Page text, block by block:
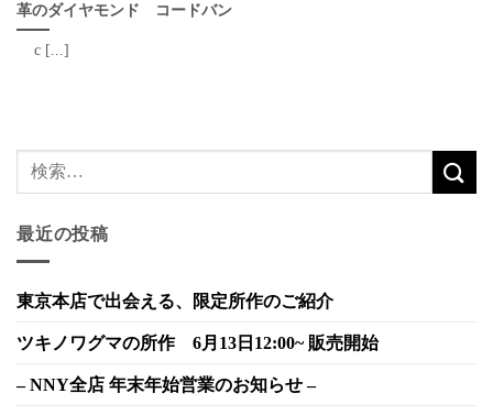
革のダイヤモンド コードバン
c [...]
最近の投稿
東京本店で出会える、限定所作のご紹介
ツキノワグマの所作 6月13日12:00~ 販売開始
– NNY全店 年末年始営業のお知らせ –